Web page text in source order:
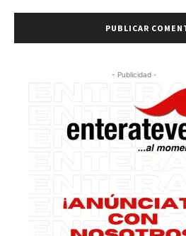
- Publicidad -